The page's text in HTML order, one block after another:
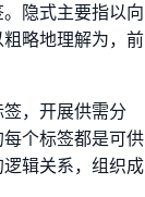
隐式主要指以向
略地理解为，前
，开展供需分
个标签都是可供
辑关系，组织成